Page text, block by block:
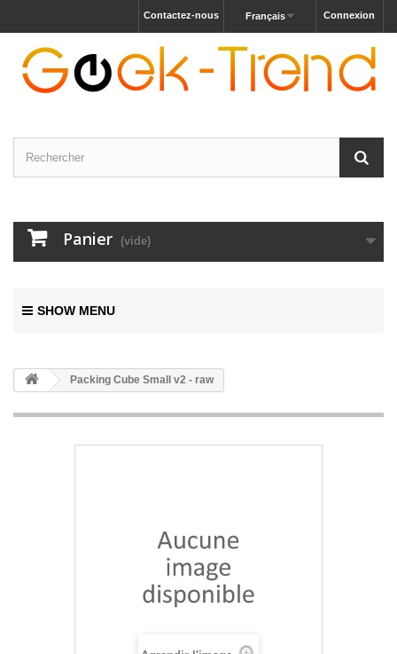
Connexion
Français
Contactez-nous
Panier (vide)
SHOW MENU
Packing Cube Small v2 - raw